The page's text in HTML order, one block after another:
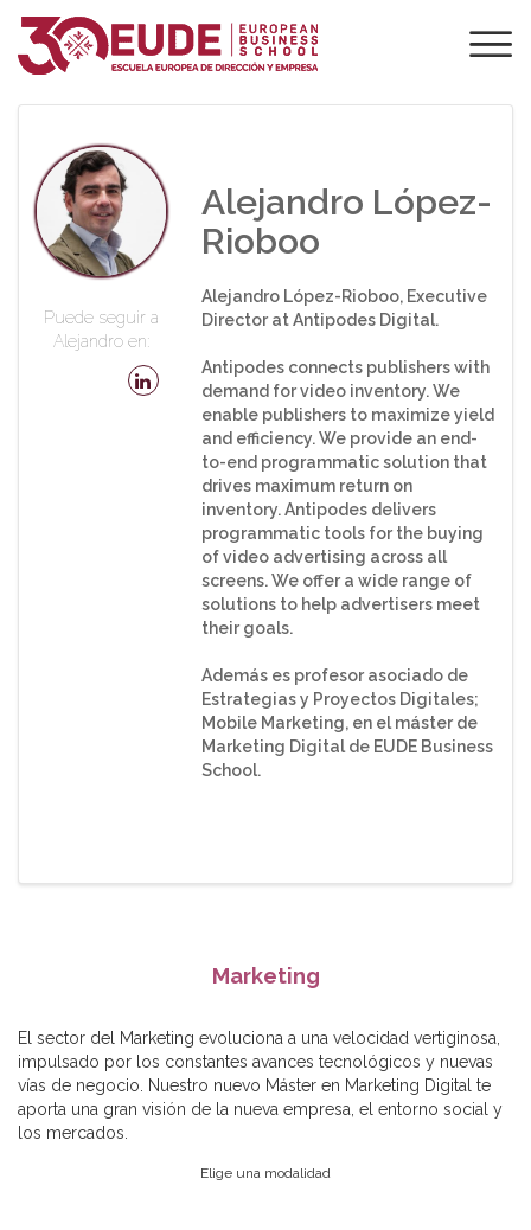
PROFESORADO DE
EUDE
Puede seguir a
Alejandro en:
Alejandro López-
Rioboo
Alejandro López-Rioboo, Executive
Director at Antipodes Digital.
Antipodes connects publishers with
demand for video inventory. We
enable publishers to maximize yield
and efficiency. We provide an end-
to-end programmatic solution that
drives maximum return on
inventory. Antipodes delivers
programmatic tools for the buying
of video advertising across all
screens. We offer a wide range of
solutions to help advertisers meet
their goals.
Además es profesor asociado de
Estrategias y Proyectos Digitales;
Mobile Marketing, en el máster de
Marketing Digital de EUDE Business
School.
Marketing
El sector del Marketing evoluciona a una velocidad vertiginosa,
impulsado por los constantes avances tecnológicos y nuevas
vías de negocio. Nuestro nuevo Máster en Marketing Digital te
aporta una gran visión de la nueva empresa, el entorno social y
los mercados.
Elige una modalidad